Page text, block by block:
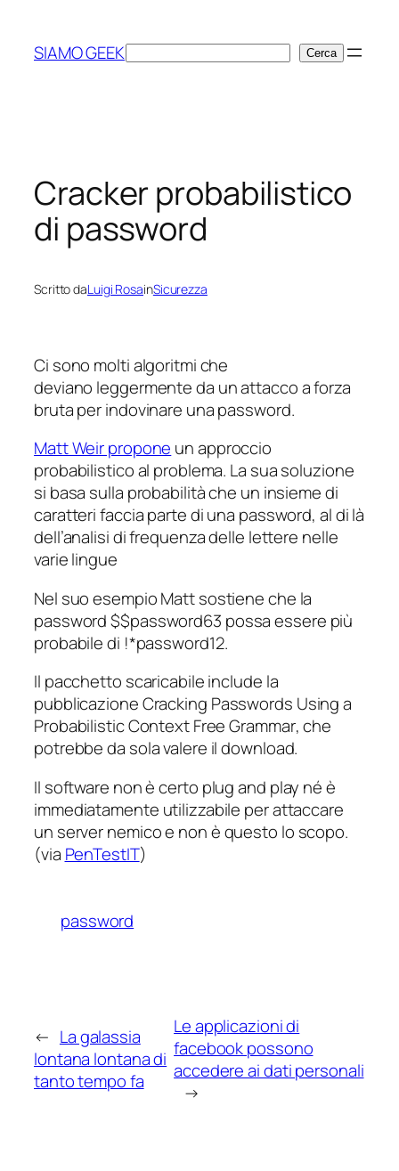
contenuto
SIAMO GEEKCerca Cerca
Cracker probabilistico
di password
Scritto daLuigi RosainSicurezza
Ci sono molti algoritmi che
deviano leggermente da un attacco a forza
bruta per indovinare una password.
Matt Weir propone un approccio
probabilistico al problema. La sua soluzione
si basa sulla probabilità che un insieme di
caratteri faccia parte di una password, al di là
dell’analisi di frequenza delle lettere nelle
varie lingue
Nel suo esempio Matt sostiene che la
password$$password63 possa essere più
probabile di !*password12.
Il pacchetto scaricabile include la
pubblicazioneCracking Passwords Using a
Probabilistic Context Free Grammar, che
potrebbe da sola valere il download.
Il software non è certo plug and play né è
immediatamente utilizzabile per attaccare
un servernemicoe non è questo lo scopo.
(via PenTestIT)
password
← La galassia
lontana lontana di
tanto tempo fa
Le applicazioni di
facebook possono
accedere ai dati personali
→